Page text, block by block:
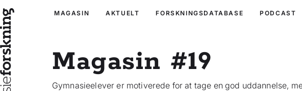
MAGASIN AKTUELT FORSKNINGSDATABASE PODCAST
Magasin #19
Gymnasieelever er motiverede for at tage en god uddannelse,